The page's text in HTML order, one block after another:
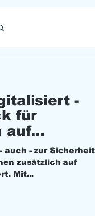
-
für
auf
auch - zur Sicherheit
zusätzlich auf
Mit...